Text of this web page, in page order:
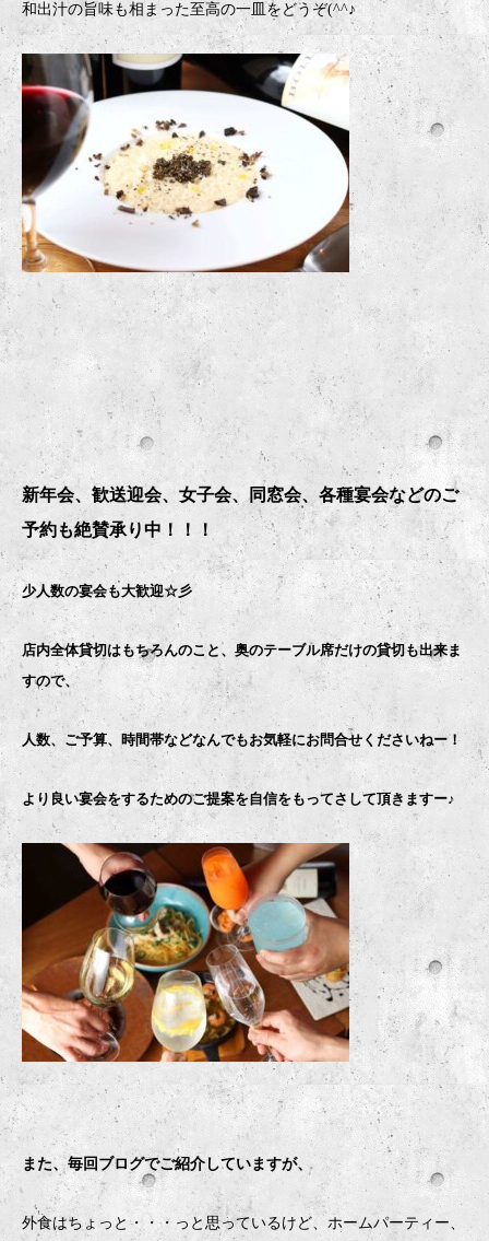
和出汁の旨味も相まった至高の一皿をどうぞ(^^♪
新年会、歓送迎会、女子会、同窓会、各種宴会などのご
予約も絶賛承り中！！！
少人数の宴会も大歓迎☆彡
店内全体貸切はもちろんのこと、奥のテーブル席だけの貸切も出来ま
すので、
人数、ご予算、時間帯などなんでもお気軽にお問合せくださいねー！
より良い宴会をするためのご提案を自信をもってさして頂きますー♪
また、毎回ブログでご紹介していますが、
外食はちょっと・・・っと思っているけど、ホームパーティー、